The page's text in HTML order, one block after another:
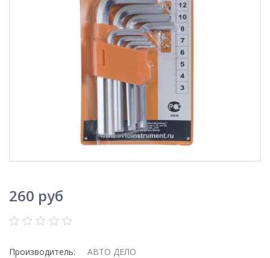
260 руб
Производитель: АВТО ДЕЛО